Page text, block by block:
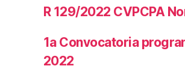
R 129/2022 CVPCPA
1a Convocatoria
2022